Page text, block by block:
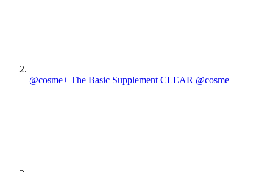
@cosme+ The Basic Supplement CLEAR @cosme+